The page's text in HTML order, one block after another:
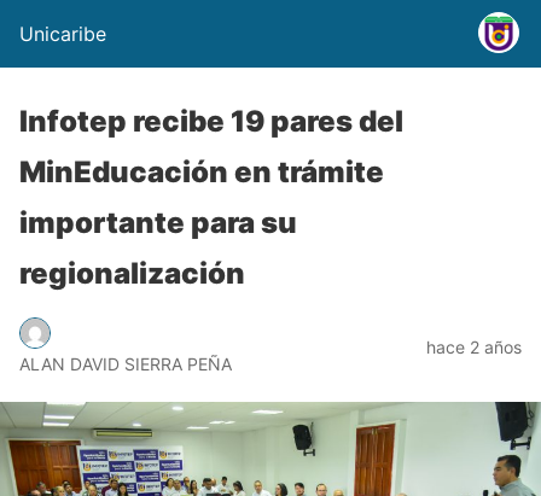
Unicaribe
Infotep recibe 19 pares del
MinEducación en trámite
importante para su
regionalización
ALAN DAVID SIERRA PEÑA
hace 2 años